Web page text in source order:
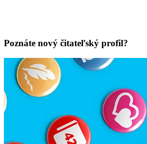
Poznáte nový čitateľský profil?